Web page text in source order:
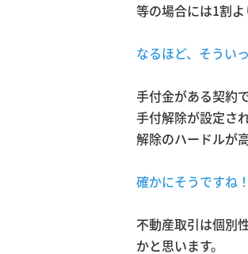
等の場合には1割よ
なるほど、そうい
手付金がある契約
手付解除が設定さ
解除のハードルが
確かにそうですね！
不動産取引は個別
かと思います。